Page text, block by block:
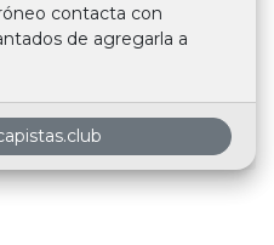
contacta con
de agregarla a